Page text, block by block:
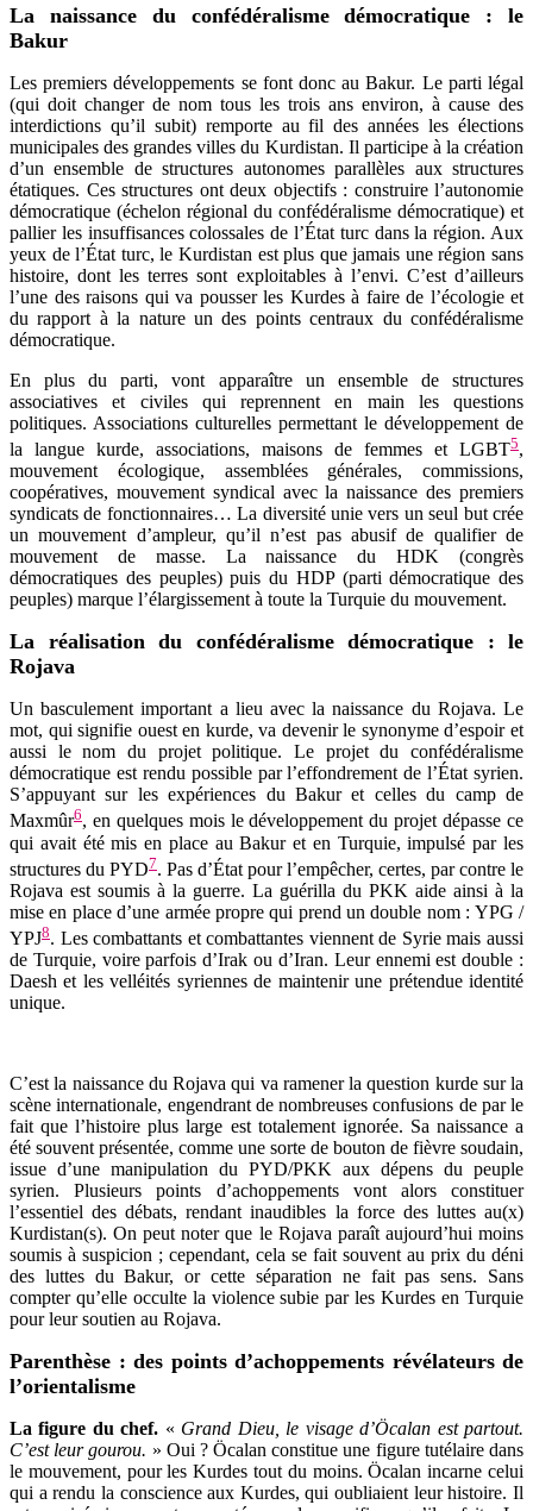
La naissance du confédéralisme démocratique : le
Bakur
Les premiers développements se font donc au Bakur. Le parti légal
(qui doit changer de nom tous les trois ans environ, à cause des
interdictions qu’il subit) remporte au fil des années les élections
municipales des grandes villes du Kurdistan. Il participe à la création
d’un ensemble de structures autonomes parallèles aux structures
étatiques. Ces structures ont deux objectifs : construire l’autonomie
démocratique (échelon régional du confédéralisme démocratique) et
pallier les insuffisances colossales de l’État turc dans la région. Aux
yeux de l’État turc, le Kurdistan est plus que jamais une région sans
histoire, dont les terres sont exploitables à l’envi. C’est d’ailleurs
l’une des raisons qui va pousser les Kurdes à faire de l’écologie et
du rapport à la nature un des points centraux du confédéralisme
démocratique.
En plus du parti, vont apparaître un ensemble de structures
associatives et civiles qui reprennent en main les questions
politiques. Associations culturelles permettant le développement de
la langue kurde, associations, maisons de femmes et LGBT5,
mouvement écologique, assemblées générales, commissions,
coopératives, mouvement syndical avec la naissance des premiers
syndicats de fonctionnaires… La diversité unie vers un seul but crée
un mouvement d’ampleur, qu’il n’est pas abusif de qualifier de
mouvement de masse. La naissance du HDK (congrès
démocratiques des peuples) puis du HDP (parti démocratique des
peuples) marque l’élargissement à toute la Turquie du mouvement.
La réalisation du confédéralisme démocratique : le
Rojava
Un basculement important a lieu avec la naissance du Rojava. Le
mot, qui signifie ouest en kurde, va devenir le synonyme d’espoir et
aussi le nom du projet politique. Le projet du confédéralisme
démocratique est rendu possible par l’effondrement de l’État syrien.
S’appuyant sur les expériences du Bakur et celles du camp de
Maxmûr6, en quelques mois le développement du projet dépasse ce
qui avait été mis en place au Bakur et en Turquie, impulsé par les
structures du PYD7. Pas d’État pour l’empêcher, certes, par contre le
Rojava est soumis à la guerre. La guérilla du PKK aide ainsi à la
mise en place d’une armée propre qui prend un double nom : YPG /
YPJ8. Les combattants et combattantes viennent de Syrie mais aussi
de Turquie, voire parfois d’Irak ou d’Iran. Leur ennemi est double :
Daesh et les velléités syriennes de maintenir une prétendue identité
unique.
C’est la naissance du Rojava qui va ramener la question kurde sur la
scène internationale, engendrant de nombreuses confusions de par le
fait que l’histoire plus large est totalement ignorée. Sa naissance a
été souvent présentée, comme une sorte de bouton de fièvre soudain,
issue d’une manipulation du PYD/PKK aux dépens du peuple
syrien. Plusieurs points d’achoppements vont alors constituer
l’essentiel des débats, rendant inaudibles la force des luttes au(x)
Kurdistan(s). On peut noter que le Rojava paraît aujourd’hui moins
soumis à suspicion ; cependant, cela se fait souvent au prix du déni
des luttes du Bakur, or cette séparation ne fait pas sens. Sans
compter qu’elle occulte la violence subie par les Kurdes en Turquie
pour leur soutien au Rojava.
Parenthèse : des points d’achoppements révélateurs de
l’orientalisme
La figure du chef. « Grand Dieu, le visage d’Öcalan est partout.
C’est leur gourou. » Oui ? Öcalan constitue une figure tutélaire dans
le mouvement, pour les Kurdes tout du moins. Öcalan incarne celui
qui a rendu la conscience aux Kurdes, qui oubliaient leur histoire. Il